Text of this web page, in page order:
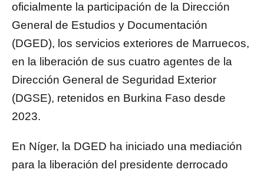
oficialmente la participación de la Dirección
General de Estudios y Documentación
(DGED), los servicios exteriores de Marruecos,
en la liberación de sus cuatro agentes de la
Dirección General de Seguridad Exterior
(DGSE), retenidos en Burkina Faso desde
2023.
En Níger, la DGED ha iniciado una mediación
para la liberación del presidente derrocado